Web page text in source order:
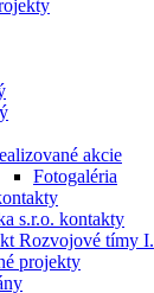
akcie
Fotogaléria
s.r.o. kontakty
Rozvojové tímy I.
projekty